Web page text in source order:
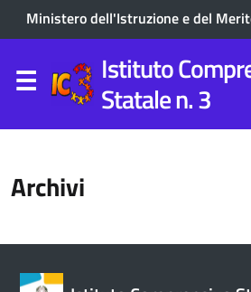
Ministero dell'Istruzione e del
Istituto
Statale n. 3
Archivi